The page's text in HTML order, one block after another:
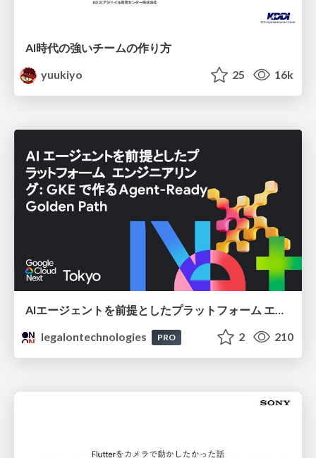
AI時代の強いチームの作り方
yuukiyo
25 16k
AIエージェントを前提としたプラットフォーム エンジニアリング：GKEで作るAgent-Ready Golden Path
legalontechnologies
PRO 2 210